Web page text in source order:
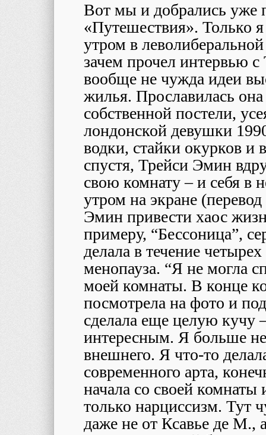
Вот мы и добрались уже
«Путешествия». Только
утром в
зачем прочел интервью
вообще не чужда идеи
жилья. Прославилась
собственной постели,
лондонской девушки
водки, стайки окурков и
спустя, Трейси Эмин
свою комнату – и себя в
утром на экране
Эмин привести хаос
примеру, “Бессоница”,
делала в течение
менопауза. “Я не могла
моей комнаты. В конце
посмотрела на фото и
сделала еще целую кучу
интересным. Я больше
внешнего. Я что-то
современного арта,
начала со своей
только нарциссизм. Тут
даже не от Ксавье де М.,